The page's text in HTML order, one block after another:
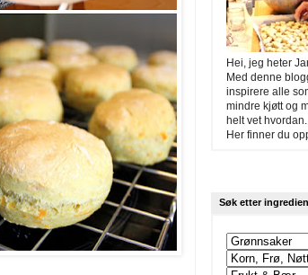
Hei, jeg heter
Med denne
inspirere alle
mindre kjøtt og
helt vet hvordan...
Her finner du
Søk etter